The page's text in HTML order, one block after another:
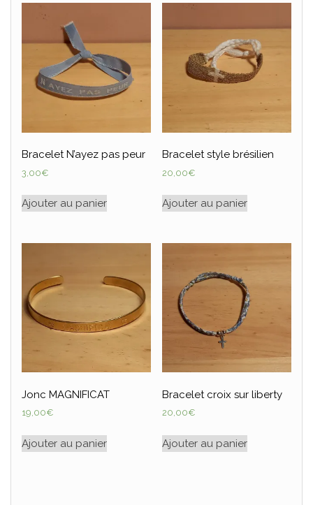
Bracelet N’ayez pas peur
3,00€
Ajouter au panier
Bracelet style brésilien
20,00€
Ajouter au panier
Jonc MAGNIFICAT
19,00€
Ajouter au panier
Bracelet croix sur liberty
20,00€
Ajouter au panier